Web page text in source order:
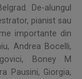
De-alungul
pianist sau
importante din
Andrea Bocelli,
Boney M
Pausini, Giorgia,